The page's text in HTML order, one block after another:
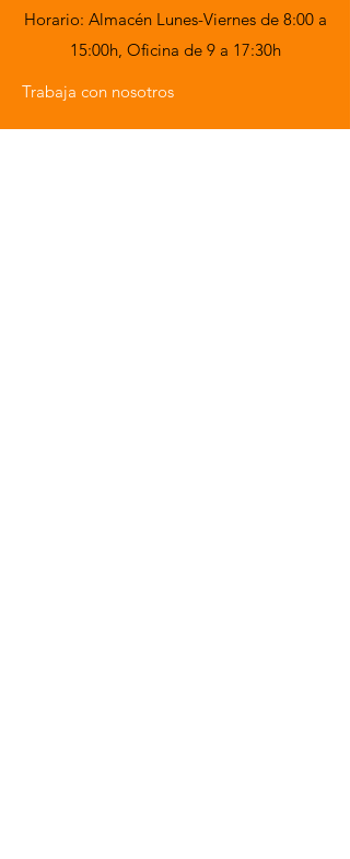
Horario: Almacén Lunes-Viernes de 8:00 a
15:00h, Oficina de 9 a 17:30h
Trabaja con nosotros